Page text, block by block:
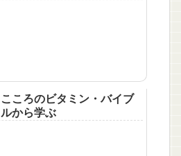
こころのビタミン・バイブ
ルから学ぶ